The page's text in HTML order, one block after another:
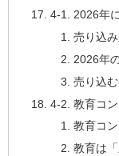
4-1. 2026年
売り込
2026年
売り込
4-2. 教育コ
教育コ
教育は